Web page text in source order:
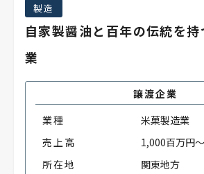
製造
自家製醤油と百年の伝統を
業
譲渡企業
業種
米菓製造業
売上高
1,000百万円
所在地
関東地方